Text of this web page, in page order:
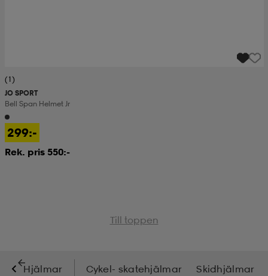
(1)
JO SPORT
Bell Span Helmet Jr
299:-
Rek. pris 550:-
Till toppen
Hjälmar Cykel- skatehjälmar Skidhjälmar